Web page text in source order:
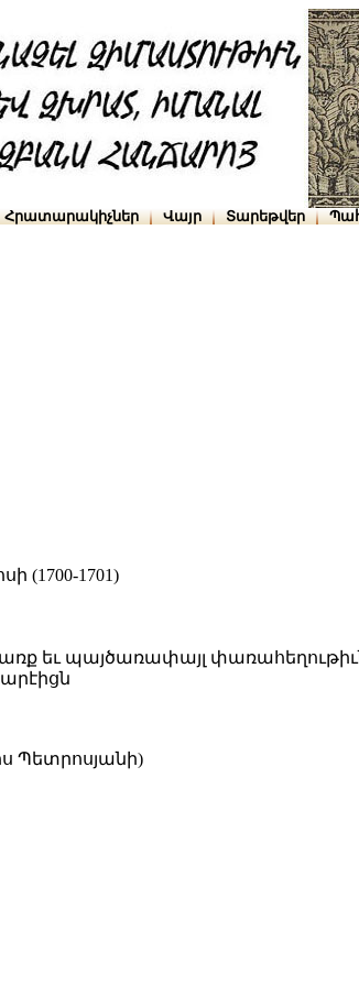
Հրատարակիչներ Վայր Տարեթվեր
1701)
եւ պայծառափայլ
Պետրոսյանի)